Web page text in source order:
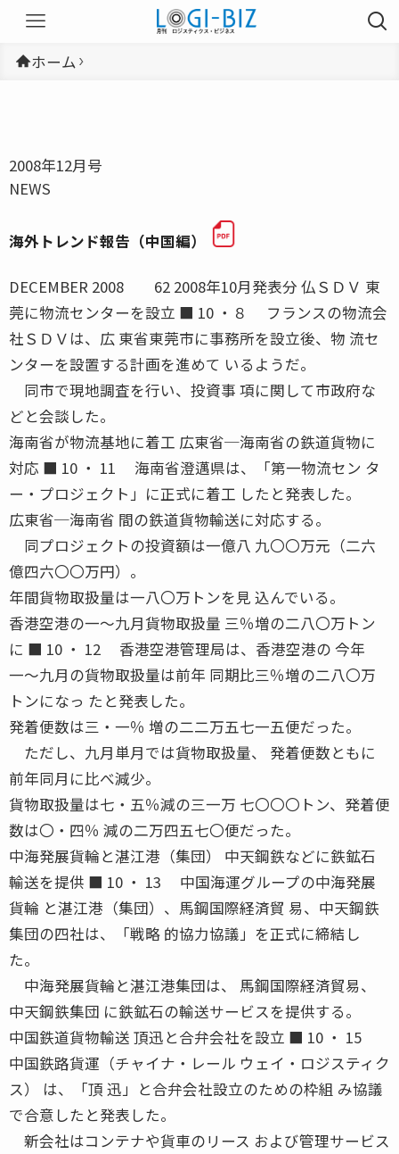
ホーム
2008年12月号
NEWS
海外トレンド報告（中国編）
DECEMBER 2008 62 2008年10月発表分 仏ＳＤＶ 東
莞に物流センターを設立 ■ 10 ・８ フランスの物流会
社ＳＤＶは、広 東省東莞市に事務所を設立後、物 流セ
ンターを設置する計画を進めて いるようだ。
同市で現地調査を行い、投資事 項に関して市政府な
どと会談した。
海南省が物流基地に着工 広東省─海南省の鉄道貨物に
対応 ■ 10 ・ 11 海南省澄邁県は、「第一物流セン タ
ー・プロジェクト」に正式に着工 したと発表した。
広東省─海南省 間の鉄道貨物輸送に対応する。
同プロジェクトの投資額は一億八 九〇〇万元（二六
億四六〇〇万円）。
年間貨物取扱量は一八〇万トンを見 込んでいる。
香港空港の一〜九月貨物取扱量 三％増の二八〇万トン
に ■ 10 ・ 12 香港空港管理局は、香港空港の 今年
一〜九月の貨物取扱量は前年 同期比三％増の二八〇万
トンになっ たと発表した。
発着便数は三・一％ 増の二二万五七一五便だった。
ただし、九月単月では貨物取扱量、 発着便数ともに
前年同月に比べ減少。
貨物取扱量は七・五％減の三一万 七〇〇〇トン、発着便
数は〇・四％ 減の二万四五七〇便だった。
中海発展貨輪と湛江港（集団） 中天鋼鉄などに鉄鉱石
輸送を提供 ■ 10 ・ 13 中国海運グループの中海発展
貨輪 と湛江港（集団）、馬鋼国際経済貿 易、中天鋼鉄
集団の四社は、「戦略 的協力協議」を正式に締結し
た。
中海発展貨輪と湛江港集団は、 馬鋼国際経済貿易、
中天鋼鉄集団 に鉄鉱石の輸送サービスを提供する。
中国鉄道貨物輸送 頂迅と合弁会社を設立 ■ 10 ・ 15
中国鉄路貨運（チャイナ・レール ウェイ・ロジスティク
ス） は、「頂 迅」と合弁会社設立のための枠組 み協議
で合意したと発表した。
新会社はコンテナや貨車のリース および管理サービス